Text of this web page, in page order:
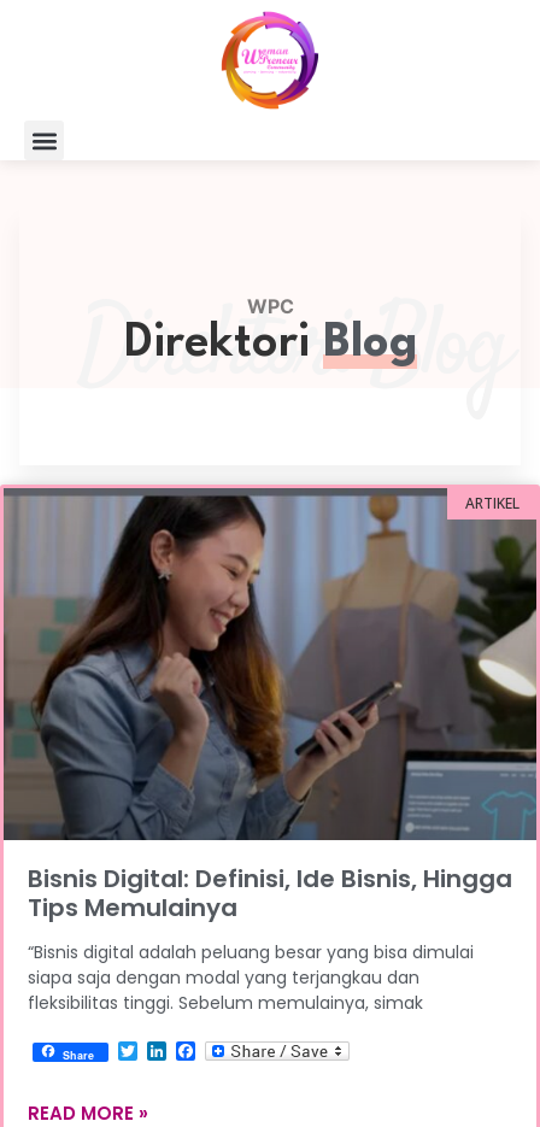
Direktori Blog
WPC
Direktori Blog
ARTIKEL
Bisnis Digital: Definisi, Ide Bisnis, Hingga
Tips Memulainya
“Bisnis digital adalah peluang besar yang bisa dimulai
siapa saja dengan modal yang terjangkau dan
fleksibilitas tinggi. Sebelum memulainya, simak
Share TwitterLinkedInFacebook
READ MORE »